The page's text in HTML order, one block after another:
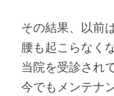
その結果、以前
腰も起こらなく
当院を受診され
今でもメンテナ